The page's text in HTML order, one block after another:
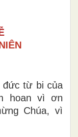
đức từ bi của
hoan vì ơn
Chúa, vì